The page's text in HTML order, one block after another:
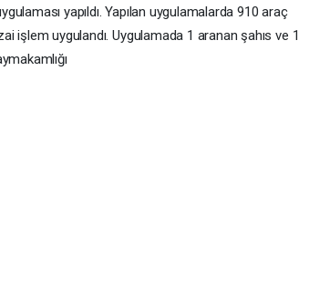
yapıldı. Yapılan uygulamalarda 910 araç
uygulandı. Uygulamada 1 aranan şahıs ve 1